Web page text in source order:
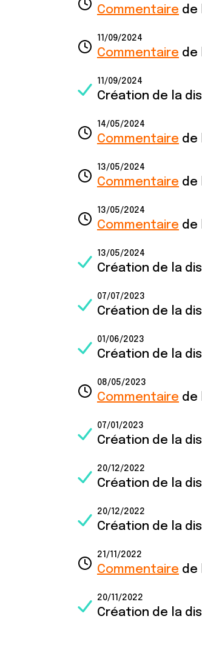
Commentaire de
11/09/2024
Commentaire de
11/09/2024
Création de la
14/05/2024
Commentaire de
13/05/2024
Commentaire de
13/05/2024
Commentaire de
13/05/2024
Création de la
07/07/2023
Création de la
01/06/2023
Création de la
08/05/2023
Commentaire de
07/01/2023
Création de la
20/12/2022
Création de la
20/12/2022
Création de la
21/11/2022
Commentaire de
20/11/2022
Création de la